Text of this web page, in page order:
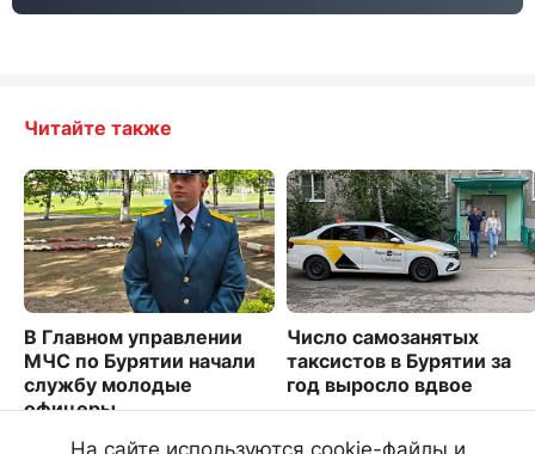
Читайте также
В Главном управлении
МЧС по Бурятии начали
службу молодые
офицеры
3431
Число самозанятых
таксистов в Бурятии за
год выросло вдвое
На сайте используются cookie-файлы и